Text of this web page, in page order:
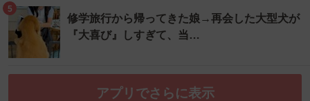
5
修学旅行から帰ってきた娘→再会した大型犬が
『大喜び』しすぎて、当…
アプリでさらに表示